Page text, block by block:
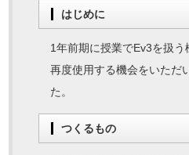
はじめに
1年前期に授業でEv3を扱
再度使用する機会をいただ
た。
つくるもの